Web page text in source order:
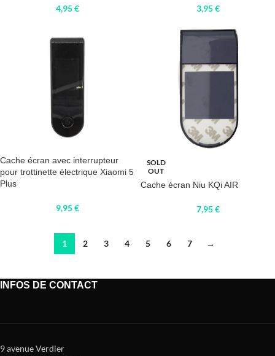
4,95€ 3,95€
Cache écran avec interrupteur
pour trottinette électrique Xiaomi 5
Plus
9,95€
SOLD
OUT
Cache écran Niu KQi AIR
7,95€
1 2 3 4 5 6 7 →
INFOS DE CONTACT
9 avenue Verdier